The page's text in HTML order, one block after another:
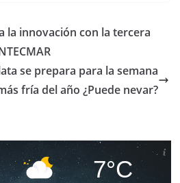
la innovación con la tercera
se prepara para la semana
fría del año ¿Puede nevar?
7°C